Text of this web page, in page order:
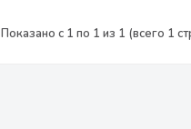
Показано с 1 по 1 из 1 (всего 1